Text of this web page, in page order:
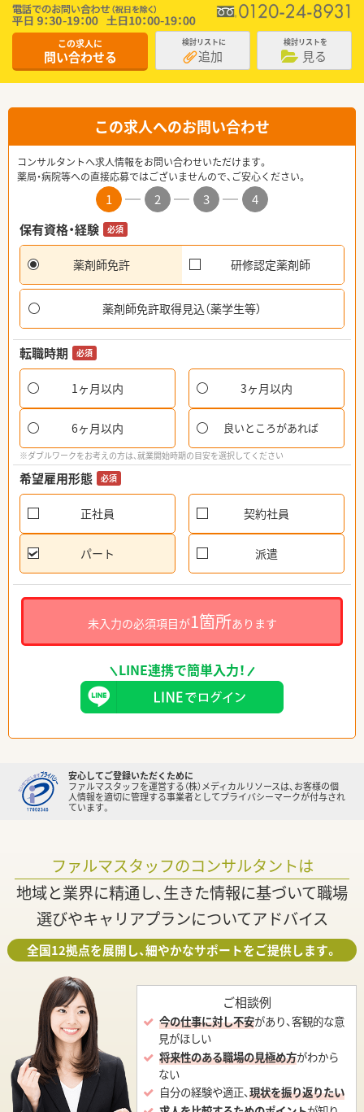
この求人に
問い合わせる
検討リストに
追加
検討リストを
見る
この求人へのお問い合わせ
コンサルタントへ求人情報をお問い合わせいただけます。
薬局・病院等への直接応募ではございませんので、ご安心ください。
1 2 3
4
保有資格・経験
必須
薬剤師免許 研修認定薬剤師
薬剤師免許取得見込（薬学生等）
転職時期 必須
1ヶ月以内 3ヶ月以内
6ヶ月以内 良いところがあれば
※ダブルワークをお考えの方は、就業開始時期の目安を選択してください
希望雇用形態 必須
正社員 契約社員
パート 派遣
未入力の必須項目が1箇所あります
LINE連携で簡単入力！
安心してご登録いただくために
ファルマスタッフを運営する（株）メディカルリソースは、お客様の個
人情報を適切に管理する事業者としてプライバシーマークが付与され
ています。
ファルマスタッフのコンサルタントは
地域と業界に精通し、生きた情報に基づいて職場
選びやキャリアプランについてアドバイス
全国12拠点を展開し、細やかなサポートをご提供します。
ご相談例
今の仕事に対し不安があり、客観的な意
見がほしい
将来性のある職場の見極め方がわから
ない
自分の経験や適正、現状を振り返りたい